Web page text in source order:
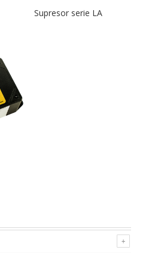
Supresor serie LA